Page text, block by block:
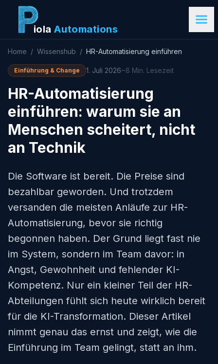
iola Automations
Home / Wissenshub / HR-Automatisierung einführen
Einführung & Change 1. Juli 2026~8 Min. Lesezeit
HR-Automatisierung
einführen: warum sie an
Menschen scheitert, nicht
an Technik
Die Software ist bereit. Die Preise sind
bezahlbar geworden. Und trotzdem
versanden die meisten Anläufe zur HR-
Automatisierung, bevor sie richtig
begonnen haben. Der Grund liegt fast nie
im System, sondern im Team davor: in
Angst, Gewohnheit und fehlender KI-
Kompetenz. Nur ein kleiner Teil der HR-
Abteilungen fühlt sich heute wirklich bereit
für die KI-Transformation. Dieser Artikel
nimmt genau das ernst und zeigt, wie die
Einführung im Team gelingt, statt an ihm.